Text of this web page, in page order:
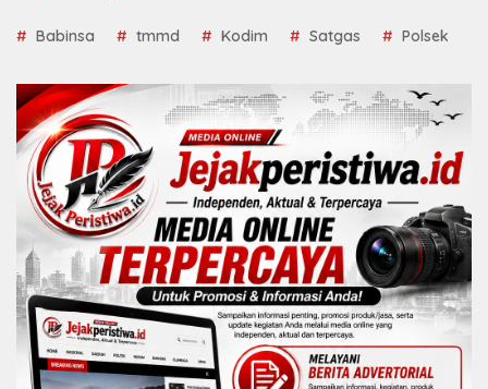
Babinsa tmmd Kodim Satgas Polsek